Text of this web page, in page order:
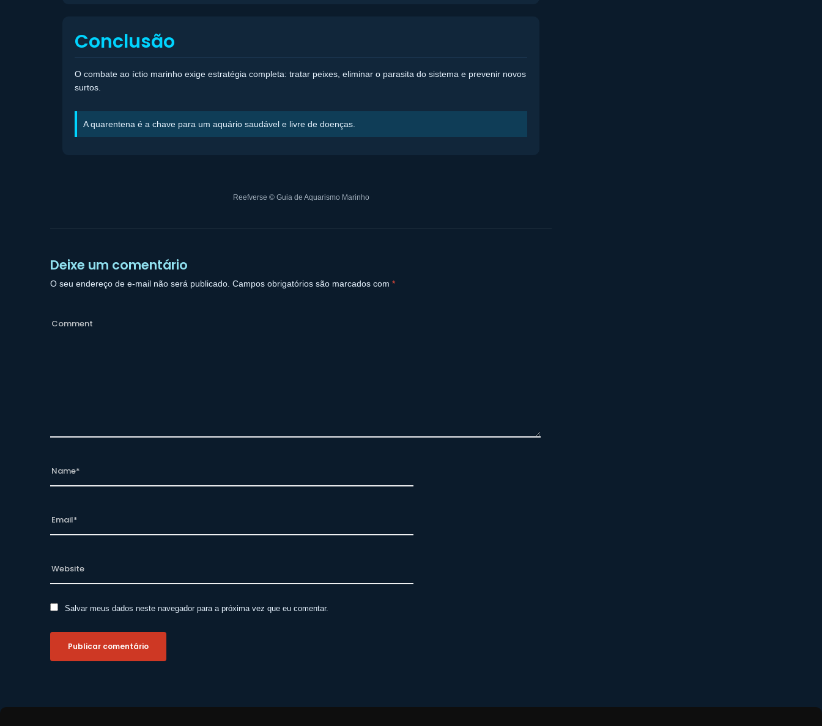
Conclusão
O combate ao íctio marinho exige estratégia completa: tratar peixes, eliminar o parasita do sistema e prevenir novos
surtos.
A quarentena é a chave para um aquário saudável e livre de doenças.
Reefverse © Guia de Aquarismo Marinho
Deixe um comentário
O seu endereço de e-mail não será publicado. Campos obrigatórios são marcados com *
Salvar meus dados neste navegador para a próxima vez que eu comentar.